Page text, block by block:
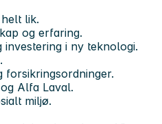
lik.
og erfaring.
i ny teknologi.
forsikringsordninger.
Alfa Laval.
miljø.